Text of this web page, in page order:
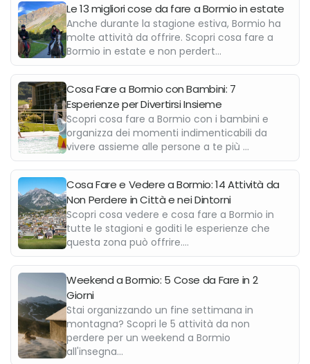
Le 13 migliori cose da fare a Bormio in estate
Anche durante la stagione estiva, Bormio ha
molte attività da offrire. Scopri cosa fare a
Bormio in estate e non perdert...
Cosa Fare a Bormio con Bambini: 7
Esperienze per Divertirsi Insieme
Scopri cosa fare a Bormio con i bambini e
organizza dei momenti indimenticabili da
vivere assieme alle persone a te più ...
Cosa Fare e Vedere a Bormio: 14 Attività da
Non Perdere in Città e nei Dintorni
Scopri cosa vedere e cosa fare a Bormio in
tutte le stagioni e goditi le esperienze che
questa zona può offrire....
Weekend a Bormio: 5 Cose da Fare in 2
Giorni
Stai organizzando un fine settimana in
montagna? Scopri le 5 attività da non
perdere per un weekend a Bormio
all'insegna...